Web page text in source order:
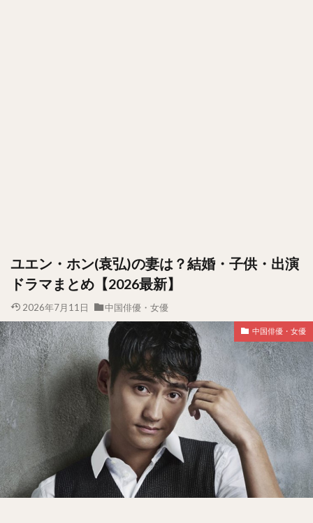
ユエン・ホン(袁弘)の妻は？結婚・子供・出演
ドラマまとめ【2026最新】
2026年7月11日 中国俳優・女優
中国俳優・女優